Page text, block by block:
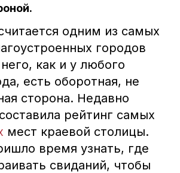
одним из самых
городов
как и у любого
есть оборотная, не
сторона. Недавно
рейтинг самых
мест краевой столицы.
время узнать, где
свиданий, чтобы